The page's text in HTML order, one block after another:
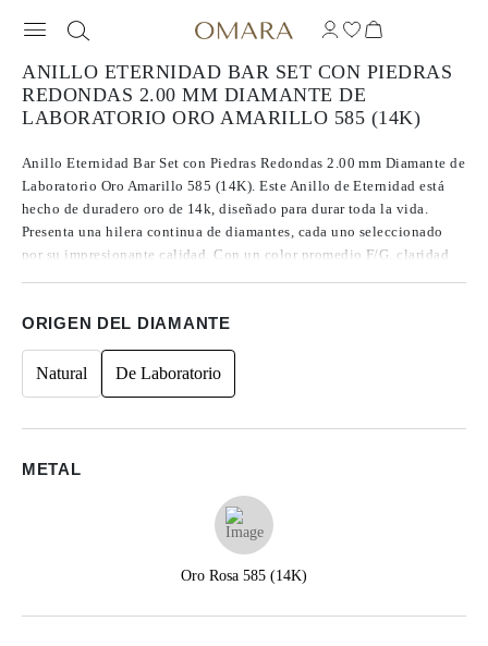
ANILLO ETERNIDAD BAR SET CON PIEDRAS
REDONDAS 2.00 MM DIAMANTE DE
LABORATORIO ORO AMARILLO 585 (14K)
Anillo Eternidad Bar Set con Piedras Redondas 2.00 mm Diamante de
Laboratorio Oro Amarillo 585 (14K). Este Anillo de Eternidad está
hecho de duradero oro de 14k, diseñado para durar toda la vida.
Presenta una hilera continua de diamantes, cada uno seleccionado
por su impresionante calidad. Con un color promedio F/G, claridad
ORIGEN DEL DIAMANTE
Natural De Laboratorio
METAL
Oro Rosa 585 (14K)